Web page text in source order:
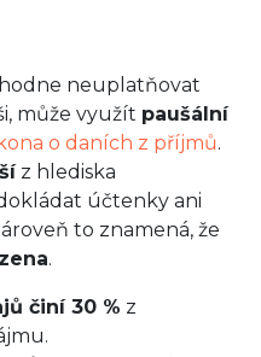
neuplatňovat
může využít paušální
o daních z příjmů.
z hlediska
účtenky ani
to znamená, že
.
činí 30 % z